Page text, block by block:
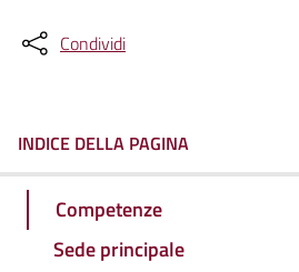
Condividi
INDICE DELLA PAGINA
Competenze
Sede principale